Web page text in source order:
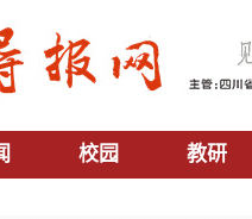
校园 教研